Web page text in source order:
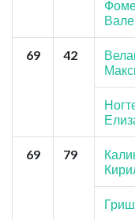
69 42
69 79